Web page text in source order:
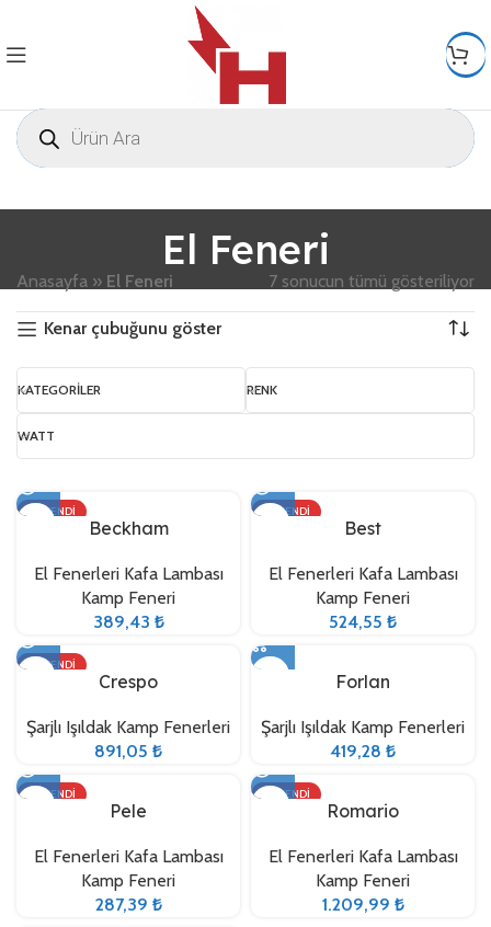
El Feneri
Anasayfa » El Feneri 7 sonucun tümü gösteriliyor
Kenar çubuğunu göster
KATEGORILER RENK
WATT
TÜKENDI
Beckham
El Fenerleri Kafa Lambası
Kamp Feneri
389,43 ₺
TÜKENDI
Best
El Fenerleri Kafa Lambası
Kamp Feneri
524,55 ₺
TÜKENDI
Crespo
Şarjlı Işıldak Kamp Fenerleri
891,05 ₺
Forlan
Şarjlı Işıldak Kamp Fenerleri
419,28 ₺
TÜKENDI
Pele
El Fenerleri Kafa Lambası
Kamp Feneri
287,39 ₺
TÜKENDI
Romario
El Fenerleri Kafa Lambası
Kamp Feneri
1.209,99 ₺